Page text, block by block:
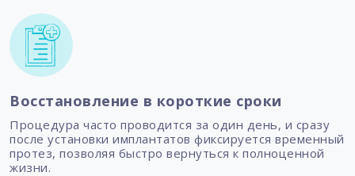
Восстановление в короткие сроки
Процедура часто проводится за один день, и сразу
после установки имплантатов фиксируется временный
протез, позволяя быстро вернуться к полноценной
жизни.